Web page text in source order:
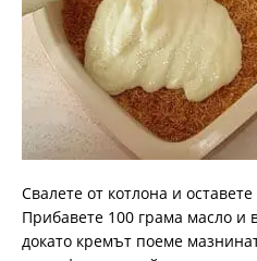
Свалете от котлона и
Прибавете 100 грама масло и
докато кремът поеме